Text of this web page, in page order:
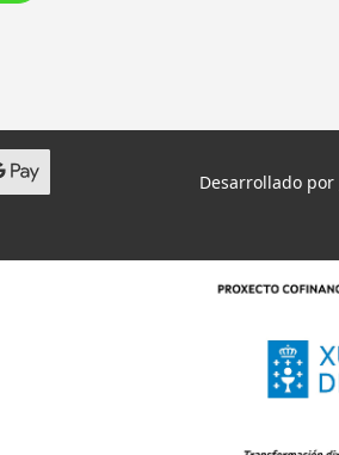
Desarrollado por